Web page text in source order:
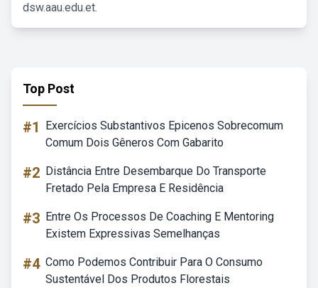
dsw.aau.edu.et.
Top Post
#1
Exercícios Substantivos Epicenos Sobrecomum
Comum Dois Gêneros Com Gabarito
#2 Distância Entre Desembarque Do Transporte
Fretado Pela Empresa E Residência
#3 Entre Os Processos De Coaching E Mentoring
Existem Expressivas Semelhanças
#4 Como Podemos Contribuir Para O Consumo
Sustentável Dos Produtos Florestais